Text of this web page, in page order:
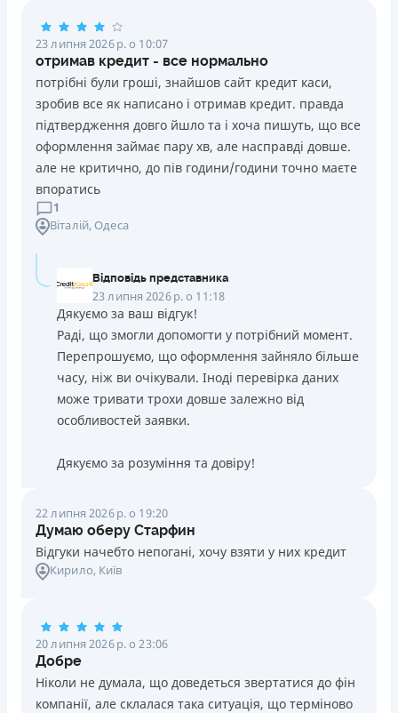
23 липня 2026 р. о 10:07
отримав кредит - все нормально
потрібні були гроші, знайшов сайт кредит каси,
зробив все як написано і отримав кредит. правда
підтвердження довго йшло та і хоча пишуть, що все
оформлення займає пару хв, але насправді довше.
але не критично, до пів години/години точно маєте
впоратись
1
Віталій, Одеса
Відповідь представника
23 липня 2026 р. о 11:18
Дякуємо за ваш відгук!
Раді, що змогли допомогти у потрібний момент.
Перепрошуємо, що оформлення зайняло більше
часу, ніж ви очікували. Іноді перевірка даних
може тривати трохи довше залежно від
особливостей заявки.
Дякуємо за розуміння та довіру!
22 липня 2026 р. о 19:20
Думаю оберу Старфин
Відгуки начебто непогані, хочу взяти у них кредит
Кирило, Київ
20 липня 2026 р. о 23:06
Добре
Ніколи не думала, що доведеться звертатися до фін
компанії, але склалася така ситуація, що терміново